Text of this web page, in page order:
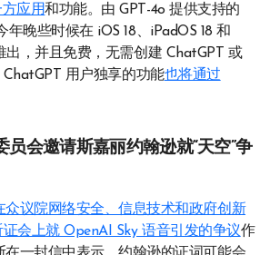
方应用和功能。由 GPT-4o 提供支持的
晚些时候在 iOS 18、iPadOS 18 和
出，并且免费，无需创建 ChatGPT 或
用户独享的功能也将通过
员会邀请斯嘉丽约翰逊就“天空”争
众议院网络安全、信息技术和政府创新
证会上就 OpenAI Sky 语音引发的争议作